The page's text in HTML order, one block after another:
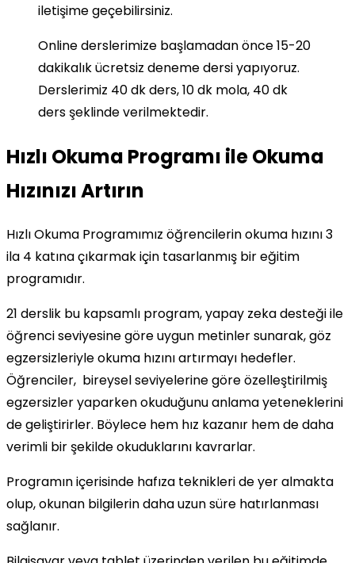
iletişime geçebilirsiniz.
Online derslerimize başlamadan önce 15-20
dakikalık ücretsiz deneme dersi yapıyoruz.
Derslerimiz 40 dk ders, 10 dk mola, 40 dk
ders şeklinde verilmektedir.
Hızlı Okuma Programı ile Okuma
Hızınızı Artırın
Hızlı Okuma Programımız öğrencilerin okuma hızını 3
ila 4 katına çıkarmak için tasarlanmış bir eğitim
programıdır.
21 derslik bu kapsamlı program, yapay zeka desteği ile
öğrenci seviyesine göre uygun metinler sunarak, göz
egzersizleriyle okuma hızını artırmayı hedefler.
Öğrenciler, bireysel seviyelerine göre özelleştirilmiş
egzersizler yaparken okuduğunu anlama yeteneklerini
de geliştirirler. Böylece hem hız kazanır hem de daha
verimli bir şekilde okuduklarını kavrarlar.
Programın içerisinde hafıza teknikleri de yer almakta
olup, okunan bilgilerin daha uzun süre hatırlanması
sağlanır.